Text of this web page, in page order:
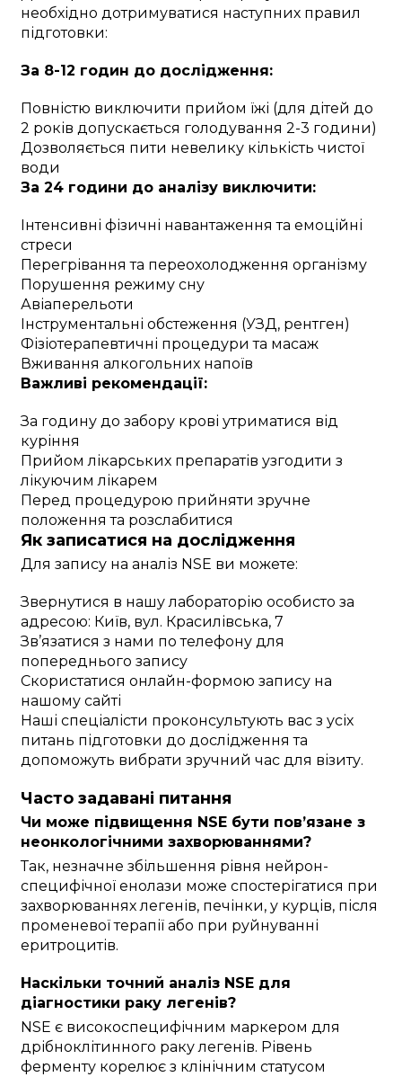
необхідно дотримуватися наступних правил
підготовки:
За 8-12 годин до дослідження:
Повністю виключити прийом їжі (для дітей до
2 років допускається голодування 2-3 години)
Дозволяється пити невелику кількість чистої
води
За 24 години до аналізу виключити:
Інтенсивні фізичні навантаження та емоційні
стреси
Перегрівання та переохолодження організму
Порушення режиму сну
Авіаперельоти
Інструментальні обстеження (УЗД, рентген)
Фізіотерапевтичні процедури та масаж
Вживання алкогольних напоїв
Важливі рекомендації:
За годину до забору крові утриматися від
куріння
Прийом лікарських препаратів узгодити з
лікуючим лікарем
Перед процедурою прийняти зручне
положення та розслабитися
Як записатися на дослідження
Для запису на аналіз NSE ви можете:
Звернутися в нашу лабораторію особисто за
адресою: Київ, вул. Красилівська, 7
Зв’язатися з нами по телефону для
попереднього запису
Скористатися онлайн-формою запису на
нашому сайті
Наші спеціалісти проконсультують вас з усіх
питань підготовки до дослідження та
допоможуть вибрати зручний час для візиту.
Часто задавані питання
Чи може підвищення NSE бути пов’язане з
неонкологічними захворюваннями?
Так, незначне збільшення рівня нейрон-
специфічної енолази може спостерігатися при
захворюваннях легенів, печінки, у курців, після
променевої терапії або при руйнуванні
еритроцитів.
Наскільки точний аналіз NSE для
діагностики раку легенів?
NSE є високоспецифічним маркером для
дрібноклітинного раку легенів. Рівень
ферменту корелює з клінічним статусом